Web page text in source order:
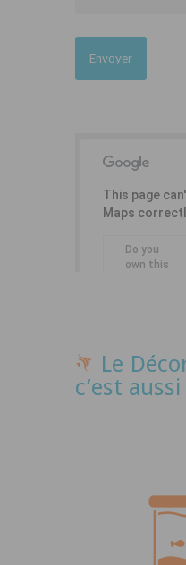
This page
Maps
Do you
own this
Le
c’est aussi